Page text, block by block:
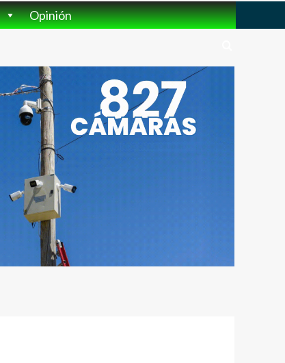
Opinión